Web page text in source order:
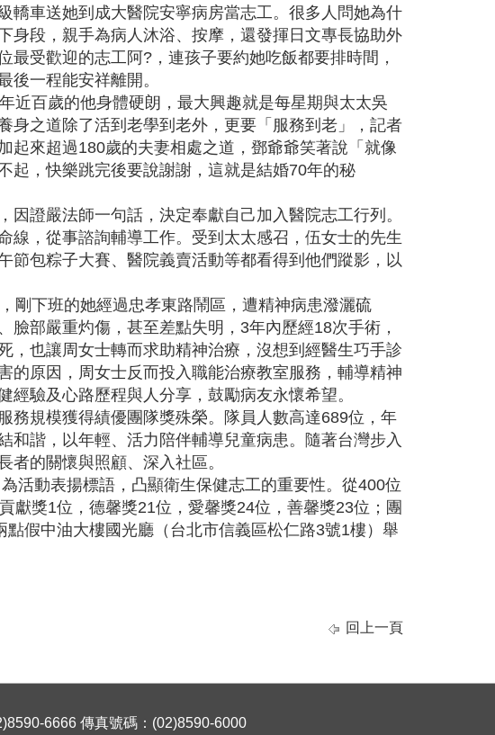
轎車送她到成大醫院安寧病房當志工。很多人問她為什
身段，親手為病人沐浴、按摩，還發揮日文專長協助外
受歡迎的志工阿?，連孩子要約她吃飯都要排時間，
後一程能安祥離開。
近百歲的他身體硬朗，最大興趣就是每星期與太太吳
身之道除了活到老學到老外，更要「服務到老」，記者
起來超過180歲的夫妻相處之道，鄧爺爺笑著說「就像
起，快樂跳完後要說謝謝，這就是結婚70年的秘
因證嚴法師一句話，決定奉獻自己加入醫院志工行列。
線，從事諮詢輔導工作。受到太太感召，伍女士的先生
節包粽子大賽、醫院義賣活動等都看得到他們蹤影，以
剛下班的她經過忠孝東路鬧區，遭精神病患潑灑硫
部嚴重灼傷，甚至差點失明，3年內歷經18次手術，
，也讓周女士轉而求助精神治療，沒想到經醫生巧手診
的原因，周女士反而投入職能治療教室服務，輔導精神
驗及心路歷程與人分享，鼓勵病友永懷希望。
務規模獲得績優團隊獎殊榮。隊員人數高達689位，年
和諧，以年輕、活力陪伴輔導兒童病患。隨著台灣步入
的關懷與照顧、深入社區。
活動表揚標語，凸顯衛生保健志工的重要性。從400位
獻獎1位，德馨獎21位，愛馨獎24位，善馨獎23位；團
假中油大樓國光廳（台北市信義區松仁路3號1樓）舉
回上一頁
6666 傳真號碼：(02)8590-6000